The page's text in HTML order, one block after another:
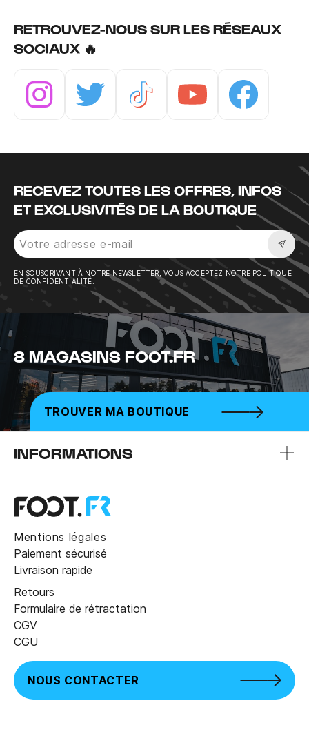
RETROUVEZ-NOUS SUR LES RÉSEAUX
SOCIAUX 🔥
RECEVEZ TOUTES LES OFFRES, INFOS
ET EXCLUSIVITÉS DE LA BOUTIQUE
EN SOUSCRIVANT À NOTRE NEWSLETTER, VOUS ACCEPTEZ NOTRE POLITIQUE
DE CONFIDENTIALITÉ.
8 MAGASINS FOOT.FR
TROUVER MA BOUTIQUE
INFORMATIONS
Mentions légales
Paiement sécurisé
Livraison rapide
Retours
Formulaire de rétractation
CGV
CGU
NOUS CONTACTER